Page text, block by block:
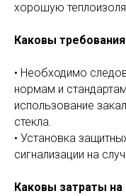
хорошую
Каковы
• Необходимо
нормам и
использование
стекла.
• Установка
сигнализации на
Каковы затраты на